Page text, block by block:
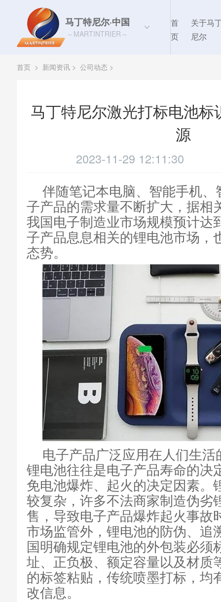
马丁特尼尔·中国
MARTINTRIER
首
页
关于马
尼尔
首页 > 新闻资讯 >公司动态 >
马丁特尼尔激光打标电池
源
2023-11-29 12:11:30
伴随笔记本电脑、智能手机
子产品的需求量不断扩大，据相
我国电子制造业市场规模预计达
子产品息息相关的锂电池市场，
态势。
电子产品广泛应用在人们生
锂电池往往是电子产品寿命的决
免电池爆炸、起火的决定因素。
较复杂，许多不法商家制造伪劣
售，导致电子产品爆炸起火事故
市场监管外，锂电池的防伪、追
国明确规定锂电池的外包装必须
址、正负极、额定容量以及材质
的标签粘贴，传统喷墨打标，均
改信息。